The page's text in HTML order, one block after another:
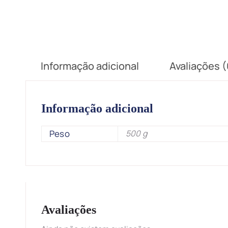
Informação adicional Avaliações
Informação adicional
Peso 500 g
Avaliações